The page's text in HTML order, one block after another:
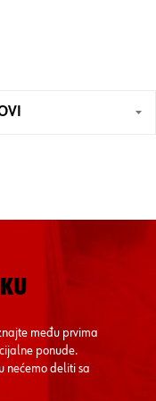
među prvima
ponude.
nećemo deliti sa